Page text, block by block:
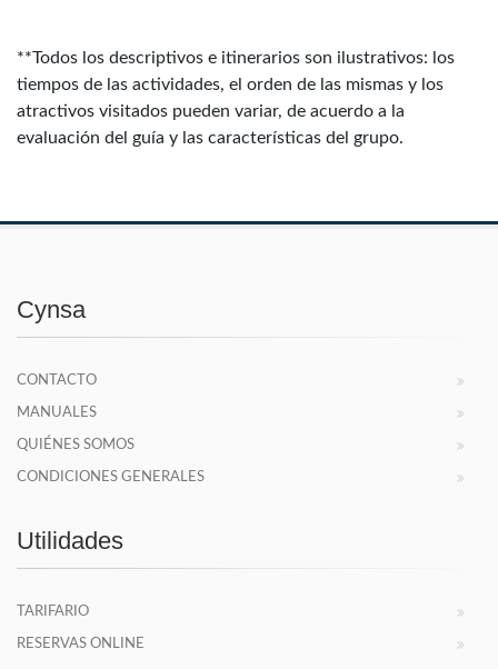
**Todos los descriptivos e itinerarios son ilustrativos: los
tiempos de las actividades, el orden de las mismas y los
atractivos visitados pueden variar, de acuerdo a la
evaluación del guía y las características del grupo.
Cynsa
CONTACTO
MANUALES
QUIÉNES SOMOS
CONDICIONES GENERALES
Utilidades
TARIFARIO
RESERVAS ONLINE